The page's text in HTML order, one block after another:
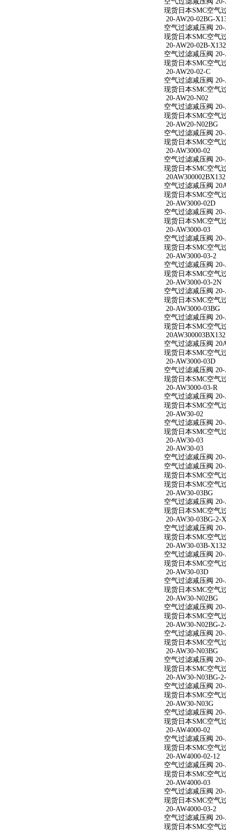
现货日本SMC空气
20-AW20-02BG-
空气过滤减压阀
现货日本SMC空气
20-AW20-02B-X132
空气过滤减压阀
现货日本SMC空气
20-AW20-02-C
空气过滤减压阀 20-
现货日本SMC空气
20-AW20-N02
空气过滤减压阀
现货日本SMC空气
20-AW20-N02BG
空气过滤减压阀
现货日本SMC空气
20-AW3000-02
空气过滤减压阀 20-
现货日本SMC空气
20AW300002BX132
空气过滤减压阀
现货日本SMC空气
20-AW3000-02D
空气过滤减压阀 20-
现货日本SMC空气
20-AW3000-03
空气过滤减压阀 20-
现货日本SMC空气
20-AW3000-03-2
空气过滤减压阀 20-
现货日本SMC空气
20-AW3000-03-2N
空气过滤减压阀
现货日本SMC空气
20-AW3000-03BG
空气过滤减压阀 20-
现货日本SMC空气
20AW300003BX132
空气过滤减压阀
现货日本SMC空气
20-AW3000-03D
空气过滤减压阀 20-
现货日本SMC空气
20-AW3000-03-R
空气过滤减压阀 20-
现货日本SMC空气
20-AW30-02
空气过滤减压阀 20-
现货日本SMC空气
20-AW30-03
20-AW30-03
空气过滤减压阀 20-
空气过滤减压阀 20-
现货日本SMC空气
现货日本SMC空气
20-AW30-03BG
空气过滤减压阀 20-
现货日本SMC空气
20-AW30-03BG-2-
空气过滤减压阀
现货日本SMC空气
20-AW30-03B-X132
空气过滤减压阀
现货日本SMC空气
20-AW30-03D
空气过滤减压阀
现货日本SMC空气
20-AW30-N02BG
空气过滤减压阀
现货日本SMC空气
20-AW30-N02BG-
空气过滤减压阀
现货日本SMC空气
20-AW30-N03BG
空气过滤减压阀
现货日本SMC空气
20-AW30-N03BG-
空气过滤减压阀
现货日本SMC空气
20-AW30-N03G
空气过滤减压阀
现货日本SMC空气
20-AW4000-02
空气过滤减压阀 20-
现货日本SMC空气
20-AW4000-02-12
空气过滤减压阀 20-
现货日本SMC空气
20-AW4000-03
空气过滤减压阀 20-
现货日本SMC空气
20-AW4000-03-2
空气过滤减压阀 20-
现货日本SMC空气